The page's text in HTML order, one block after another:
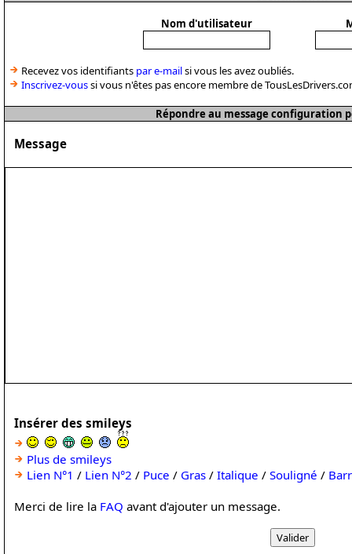
Nom d'utilisateur
Recevez vos identifiants par e-mailsi vous les avez oubliés.
Inscrivez-voussi vous n'êtes pas encore membre de
Répondre au message configuration
Message
Insérer des smileys
Plus de smileys
Lien N°1 / Lien N°2 / Puce / Gras / Italique / Souligné /
Merci de lire la FAQ avant d'ajouter un message.